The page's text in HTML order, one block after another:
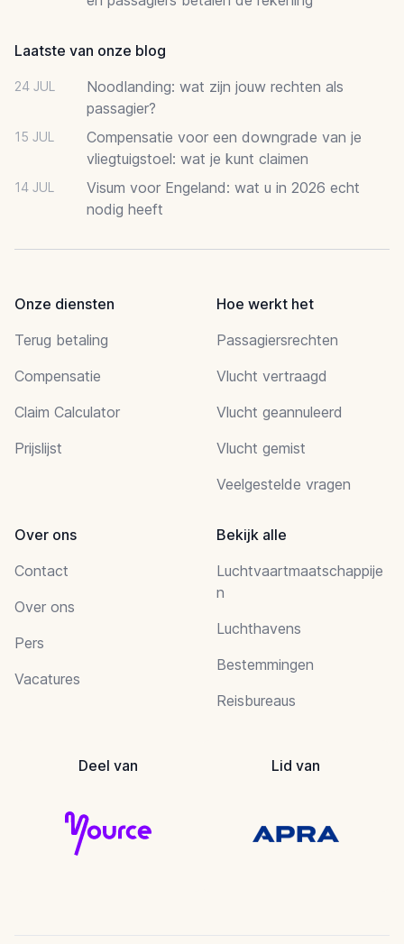
Laatste van onze blog
24 JUL
Noodlanding: wat zijn jouw rechten als
passagier?
15 JUL
Compensatie voor een downgrade van je
vliegtuigstoel: wat je kunt claimen
14 JUL
Visum voor Engeland: wat u in 2026 echt
nodig heeft
Onze diensten
Terug betaling
Compensatie
Claim Calculator
Prijslijst
Hoe werkt het
Passagiersrechten
Vlucht vertraagd
Vlucht geannuleerd
Vlucht gemist
Veelgestelde vragen
Over ons
Contact
Over ons
Pers
Vacatures
Bekijk alle
Luchtvaartmaatschappije
n
Luchthavens
Bestemmingen
Reisbureaus
Deel van Lid van